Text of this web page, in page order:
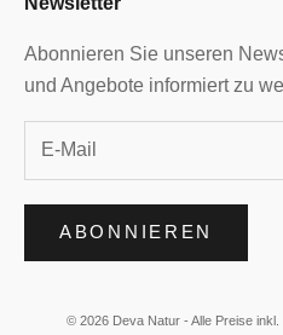
Abonnieren Sie unseren
und Angebote informiert zu
ABONNIEREN
© 2026 Deva Natur - Alle Preise